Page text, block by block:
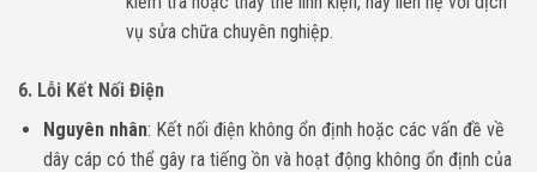
vụ sửa chữa chuyên nghiệp.
6. Lỗi Kết Nối Điện
Nguyên nhân: Kết nối điện không ổn định hoặc các vấn đề về
dây cáp có thể gây ra tiếng ồn và hoạt động không ổn định của